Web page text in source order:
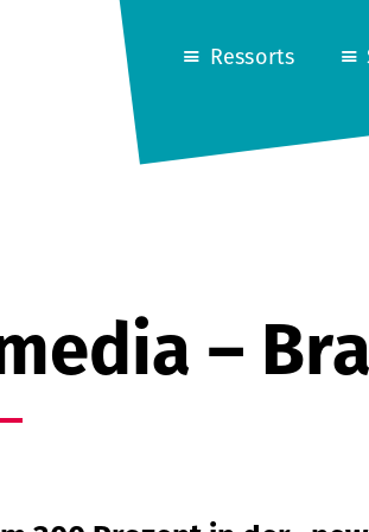
Ressorts
–